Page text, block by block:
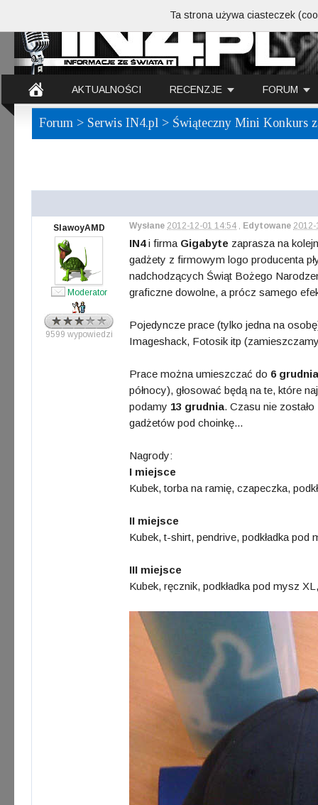
AKTUALNOŚCI RECENZJE FORUM
Forum > Serwis IN4.pl > Świąteczny Mini Konkurs
SlawoyAMD
Moderator
9599 wypowiedzi
Wysłane 2012-12-01 14:54 , Edytowane
IN4i firma Gigabyte zaprasza na
gadżety z firmowym logo producenta
nadchodzących Świąt Bożego
graficzne dowolne, a prócz samego
Pojedyncze prace (tylko jedna na
Imageshack, Fotosik itp
Prace można umieszczać do 6
północy), głosować będą na te, które
podamy 13 grudnia. Czasu nie
gadżetów pod choinkę...
Nagrody:
I miejsce
Kubek, torba na ramię, czapeczka,
II miejsce
Kubek, t-shirt, pendrive, podkładka
III miejsce
Kubek, ręcznik, podkładka pod mysz
Ta strona używa ciasteczek